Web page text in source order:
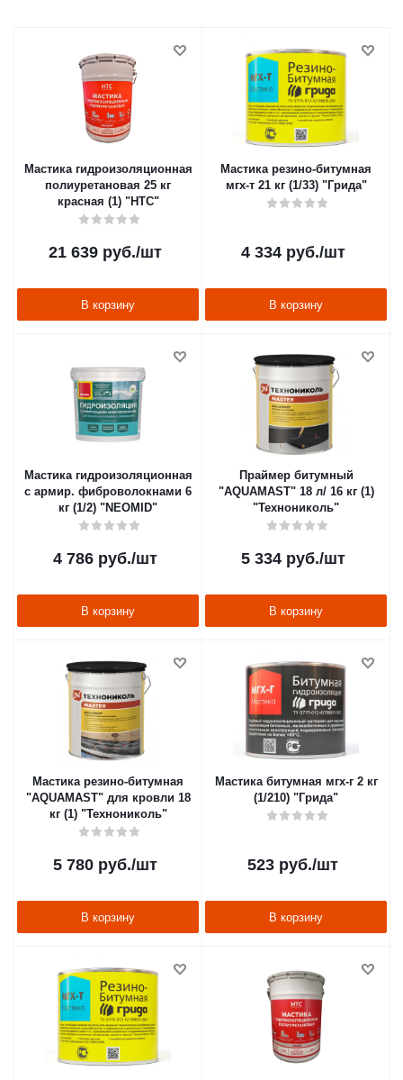
Мастика гидроизоляционная
полиуретановая 25 кг
красная (1) "HTC"
21 639руб./шт
В корзину
Мастика резино-битумная
мгх-т 21 кг (1/33) "Грида"
4 334руб./шт
В корзину
Мастика гидроизоляционная
с армир. фиброволокнами 6
кг (1/2) "NEOMID"
4 786руб./шт
В корзину
Праймер битумный
"AQUAMAST" 18 л/ 16 кг (1)
"Технониколь"
5 334руб./шт
В корзину
Мастика резино-битумная
"AQUAMAST" для кровли 18
кг (1) "Технониколь"
5 780руб./шт
В корзину
Мастика битумная мгх-г 2 кг
(1/210) "Грида"
523 руб./шт
В корзину